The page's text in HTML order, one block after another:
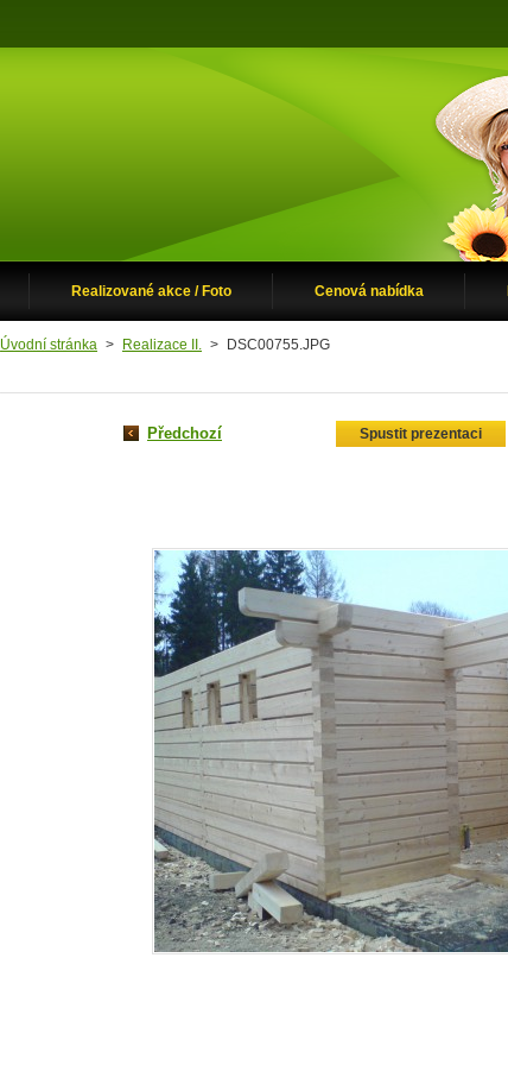
Realizované akce / Foto Cenová nabídka
Úvodní stránka > Realizace II. > DSC00755.JPG
Předchozí Spustit prezentaci